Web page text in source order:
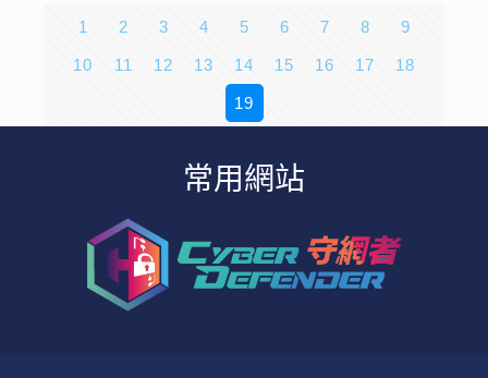
1 2 3 4 5 6 7 8 9
10 11 12 13 14 15 16 17 18
19
常用網站